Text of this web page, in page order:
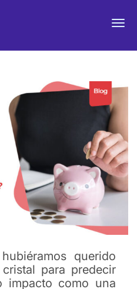
querido
para predecir
impacto como una